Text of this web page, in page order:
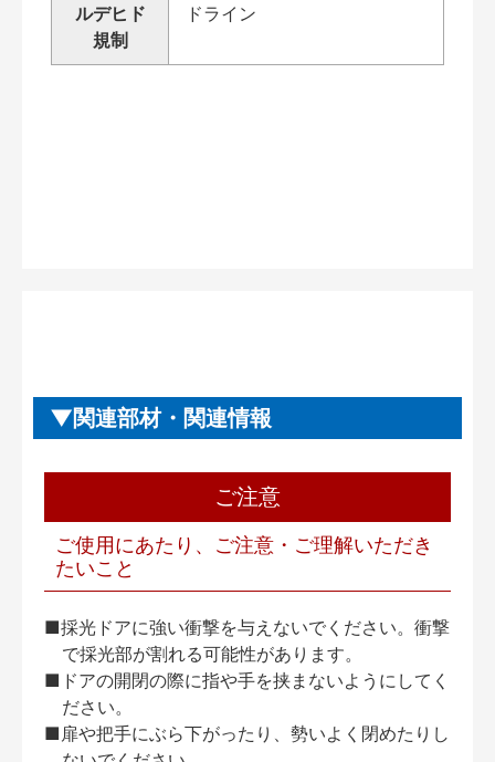
ルデヒド
規制
ドライン
関連部材・関連情報
ご注意
ご使用にあたり、ご注意・ご理解いただき
たいこと
■採光ドアに強い衝撃を与えないでください。衝撃
で採光部が割れる可能性があります。
■ドアの開閉の際に指や手を挟まないようにしてく
ださい。
■扉や把手にぶら下がったり、勢いよく閉めたりし